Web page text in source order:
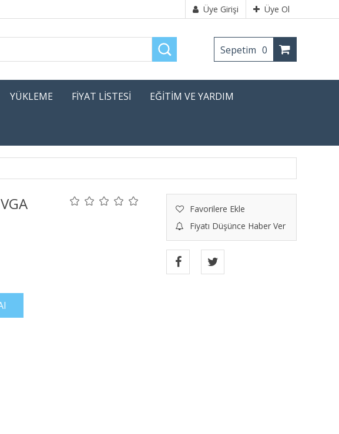
Üye Girişi Üye Ol
Sepetim 0
YÜKLEME FİYAT LİSTESİ EĞİTİM VE YARDIM
Favorilere Ekle
Fiyatı Düşünce Haber Ver